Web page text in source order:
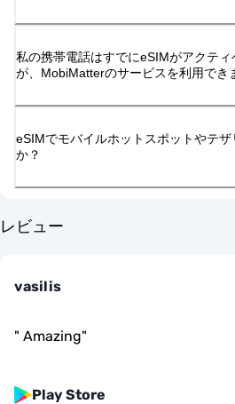
私の携帯電話はすでにeSIMがアクテ
が、MobiMatterのサービスを利用でき
eSIMでモバイルホットスポットやテ
か？
レビュー
vasilis
" Amazing"
Play Store